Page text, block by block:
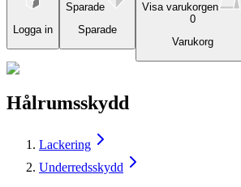
Logga in
Sparade
Sparade
Visa varukorgen
0
Varukorg
Hålrumsskydd
Lackering
Underredsskydd